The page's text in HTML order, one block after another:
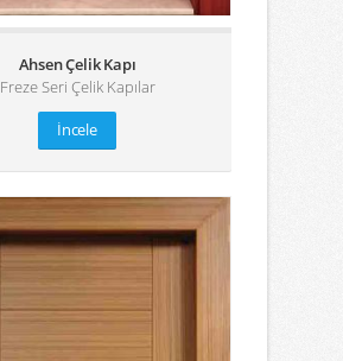
Ahsen Çelik Kapı
Freze Seri Çelik Kapılar
İncele